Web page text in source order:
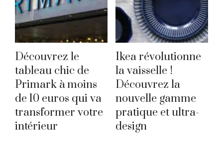
Découvrez le
tableau chic de
Primark à moins
de 10 euros qui va
transformer votre
intérieur
Ikea révolutionne
la vaisselle !
Découvrez la
nouvelle gamme
pratique et ultra-
design